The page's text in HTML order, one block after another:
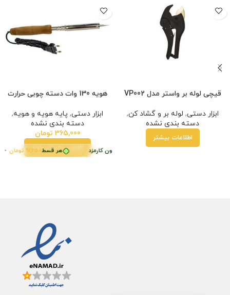
قیچی لوله بر واستر مدل VP002
ابزار دستی, لوله بر و گشاد کن,
دسته بندی نشده
اطلاعات بیشتر
هر قسط91,250تومان خرید قسطی با ترب‌پی بدون کارمزد
هویه 130 وات دسته چوبی حرارت
ابزار دستی, پایه هویه و هویه,
دسته بندی نشده
365,000 تومان
افزودن به سبد خرید هر خرید قسطی با ترب‌پی بدون کارمزد